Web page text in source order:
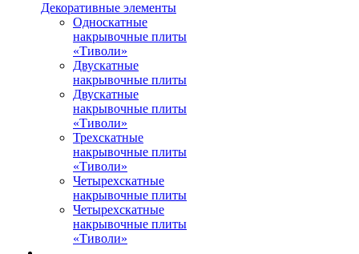
Декоративные элементы
Односкатные
накрывочные плиты
«Тиволи»
Двускатные
накрывочные плиты
Двускатные
накрывочные плиты
«Тиволи»
Трехскатные
накрывочные плиты
«Тиволи»
Четырехскатные
накрывочные плиты
Четырехскатные
накрывочные плиты
«Тиволи»